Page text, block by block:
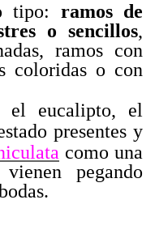
tipo: ramos de
o sencillos,
ramos con
coloridas o con
el eucalipto, el
presentes y
como una
pegando